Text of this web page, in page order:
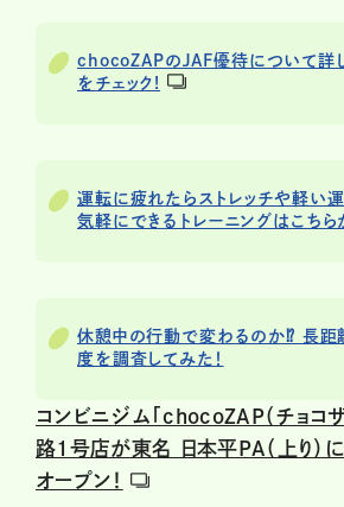
chocoZAPのJAF優待について詳
をチェック!
運転に疲れたらストレッチや軽い
気軽にできるトレーニングはこちら
休憩中の行動で変わるのか⁉ 長距
度を調査してみた！
コンビニジム「chocoZAP（チョコ
路1号店が東名 日本平PA（上り）
オープン！